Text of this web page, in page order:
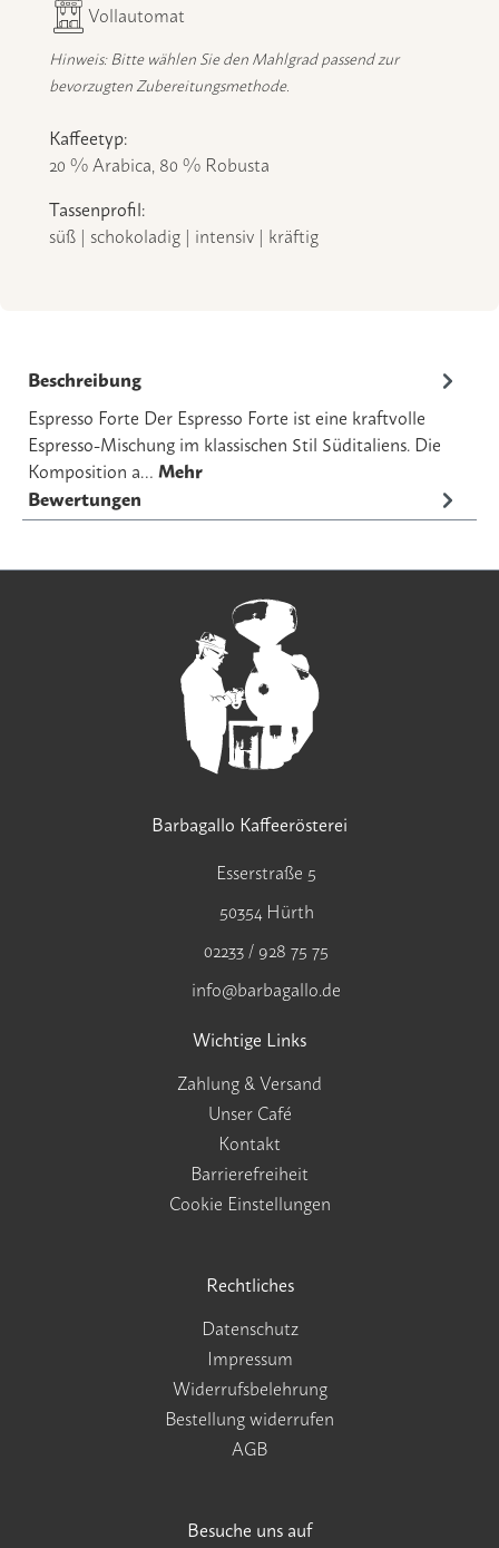
Vollautomat
Hinweis: Bitte wählen Sie den Mahlgrad passend zur
bevorzugten Zubereitungsmethode.
Kaffeetyp:
20 % Arabica, 80 % Robusta
Tassenprofil:
süß | schokoladig | intensiv | kräftig
Beschreibung
Espresso Forte Der Espresso Forte ist eine kraftvolle
Espresso-Mischung im klassischen Stil Süditaliens. Die
Komposition a… Mehr
Bewertungen
Barbagallo Kaffeerösterei
Esserstraße 5
50354 Hürth
02233 / 928 75 75
info@barbagallo.de
Wichtige Links
Zahlung & Versand
Unser Café
Kontakt
Barrierefreiheit
Cookie Einstellungen
Rechtliches
Datenschutz
Impressum
Widerrufsbelehrung
Bestellung widerrufen
AGB
Besuche uns auf